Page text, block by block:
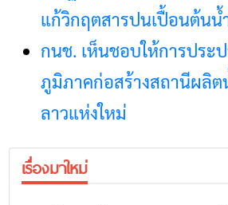
แก้วิกฤตสารปนเปื้อนต้นน้
กนช. เห็นชอบให้การประ
ภูมิภาคก่อสร้างสถานีผลิต
ลาวแห่งใหม่
เรื่องมาใหม่